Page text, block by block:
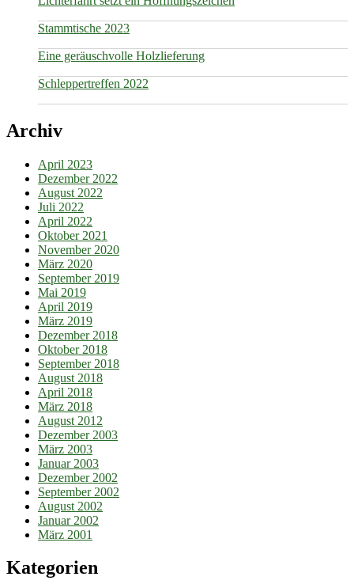
Stammtische 2023
Eine geräuschvolle Holzlieferung
Schleppertreffen 2022
Archiv
April 2023
Dezember 2022
August 2022
Juli 2022
April 2022
Oktober 2021
November 2020
März 2020
September 2019
Mai 2019
April 2019
März 2019
Dezember 2018
Oktober 2018
September 2018
August 2018
April 2018
März 2018
August 2012
Dezember 2003
März 2003
Januar 2003
Dezember 2002
September 2002
August 2002
Januar 2002
März 2001
Kategorien